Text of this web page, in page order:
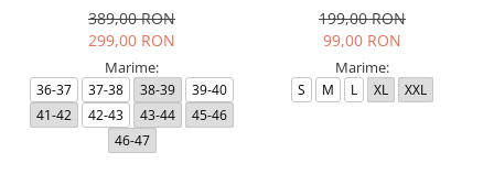
389,00 RON
299,00 RON
Marime:
36-37 37-38 38-39
39-40
41-42
42-43 43-44
45-46
46-47
199,00 RON
99,00 RON
Marime:
S M L XL XXL